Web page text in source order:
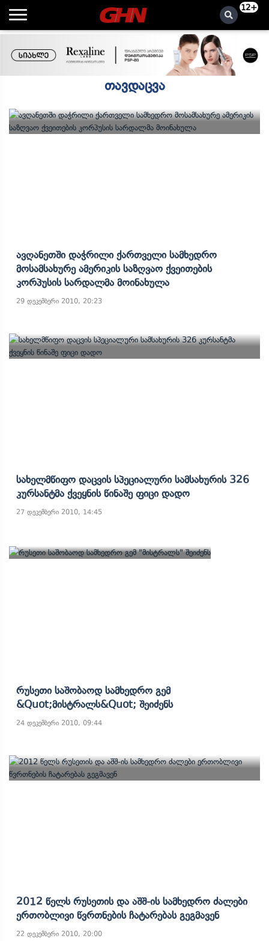
12+
თავდაცვა
Ავღანეთში Დაჭრილი Ქართველი Სამხედრო
Მოსამსახურე Ამერიკის Საზღვაო Ქვეითების
Კორპუსის Სარდალმა Მოინახულა
29 დეკემბერი 2010, 20:23
Სახელმწიფო Დაცვის Სპეციალური Სამსახურის 326
Კურსანტმა Ქვეყნის Წინაშე Ფიცი Დადო
27 დეკემბერი 2010, 14:45
Რუსეთი Საშობაოდ Სამხედრო Გემ
&quot;მისტრალს&quot; Შეიძენს
24 დეკემბერი 2010, 09:44
2012 Წელს Რუსეთის Და Აშშ-Ის Სამხედრო Ძალები
Ერთობლივი Წვრთნების Ჩატარებას Გეგმავენ
22 დეკემბერი 2010, 20:00